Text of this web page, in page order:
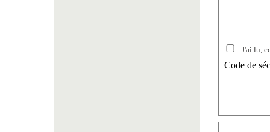
J'ai lu,
Code de